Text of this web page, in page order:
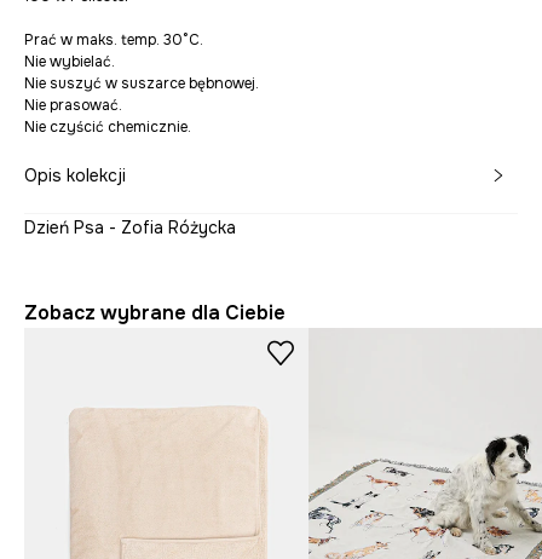
Prać w maks. temp. 30°C.
Nie wybielać.
Nie suszyć w suszarce bębnowej.
Nie prasować.
Nie czyścić chemicznie.
Opis kolekcji
Dzień Psa - Zofia Różycka
Zobacz wybrane dla Ciebie